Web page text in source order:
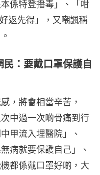
係特登播毒」、「咁
返先得」，又嘲諷稱
：要戴口罩保護自
，將會相當辛苦，
中過一次啲骨痛到行
甲流入埋醫院」、
病就要保護自己」、
都係戴口罩好啲，大